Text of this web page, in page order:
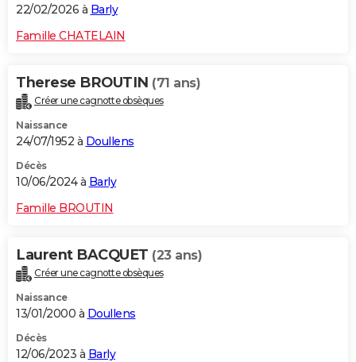
Carte de Noël
Carte Bonne année
Carte Saint-Valentin
Carte Pâques
Carte d'anniversaire
DICTIONNAIRE
Dictionnaire
Biographies
Citations
Expressions
Proverbes
PROGRAMME TV
S'inscrire
Se connecter
Lycées
Collèges
Primaires
Universités
Entreprises
Service militaire
Avis de recherche
AVIS DE DÉCÈS
FORUM
22/02/2026 à Barly
Famille CHATELAIN
Therese BROUTIN (71 ans)
Créer une cagnotte obsèques
Naissance
24/07/1952 à Doullens
Décès
10/06/2024 à Barly
Famille BROUTIN
Laurent BACQUET (23 ans)
Créer une cagnotte obsèques
Naissance
13/01/2000 à Doullens
Décès
12/06/2023 à Barly